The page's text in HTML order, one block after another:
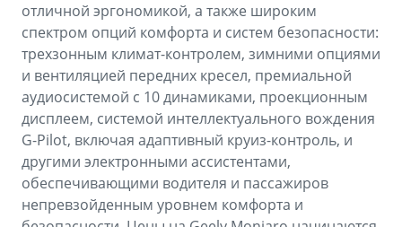
отличной эргономикой, а также широким
спектром опций комфорта и систем безопасности:
трехзонным климат-контролем, зимними опциями
и вентиляцией передних кресел, премиальной
аудиосистемой с 10 динамиками, проекционным
дисплеем, системой интеллектуального вождения
G-Pilot, включая адаптивный круиз-контроль, и
другими электронными ассистентами,
обеспечивающими водителя и пассажиров
непревзойденным уровнем комфорта и